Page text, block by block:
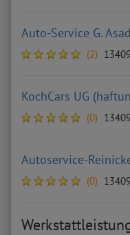
Auto-Service G.
(2)
KochCars UG
(0)
Autoservice-
(0)